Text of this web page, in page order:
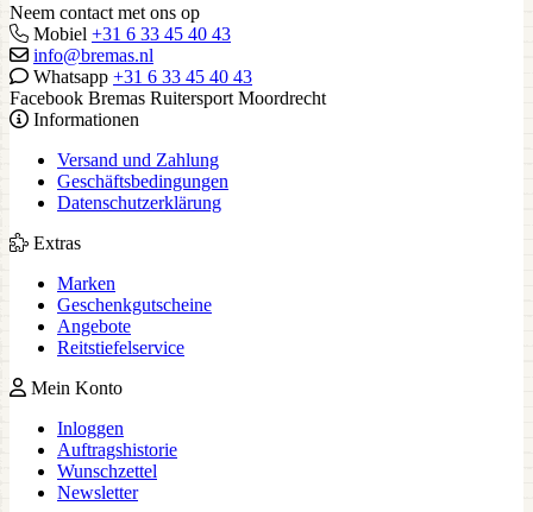
Neem contact met ons op
Mobiel +31 6 33 45 40 43
info@bremas.nl
Whatsapp +31 6 33 45 40 43
Facebook Bremas Ruitersport Moordrecht
Informationen
Versand und Zahlung
Geschäftsbedingungen
Datenschutzerklärung
Extras
Marken
Geschenkgutscheine
Angebote
Reitstiefelservice
Mein Konto
Inloggen
Auftragshistorie
Wunschzettel
Newsletter